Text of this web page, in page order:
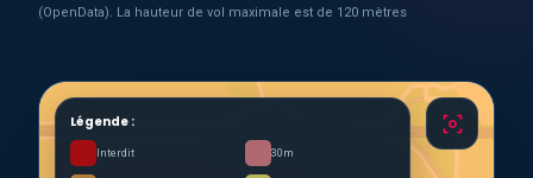
(OpenData). La hauteur de vol maximale est de 120 mètres
Légende :
Interdit 30m